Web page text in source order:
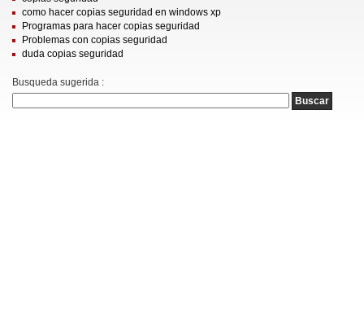
como hacer copias seguridad en windows xp
Programas para hacer copias seguridad
Problemas con copias seguridad
duda copias seguridad
Busqueda sugerida :